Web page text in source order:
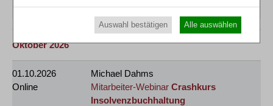
[GOI]
Oktober 2026
01.10.2026
Online
Michael Dahms
Mitarbeiter-Webinar Crashkurs
Insolvenzbuchhaltung
Auswahl bestätigen Alle auswählen